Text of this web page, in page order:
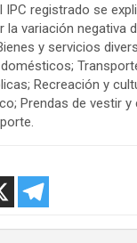
IPC registrado se
la variación negativa
y servicios
Recreación y
Prendas de vestir y